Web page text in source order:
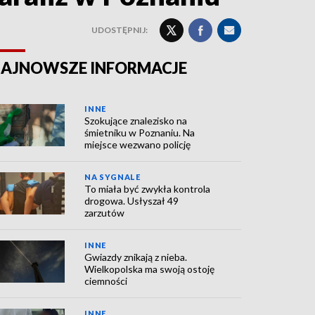
UDOSTĘPNIJ:
INFORMACJE
INNE
Szokujące znalezisko na
śmietniku w Poznaniu. Na
miejsce wezwano policję
NA SYGNALE
To miała być zwykła kontrola
drogowa. Usłyszał 49
zarzutów
INNE
Gwiazdy znikają z nieba.
Wielkopolska ma swoją ostoję
ciemności